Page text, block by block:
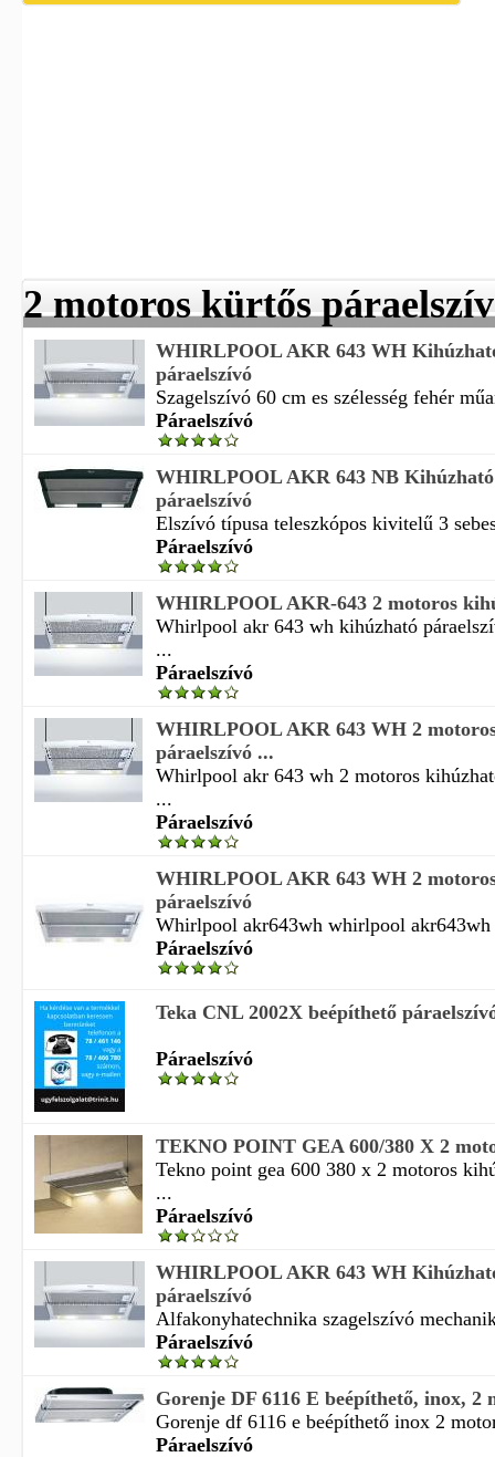
2 motoros kürtős
WHIRLPOOL AKR 643 WH
páraelszívó
Szagelszívó 60 cm es szélesség fehér
Páraelszívó
WHIRLPOOL AKR 643 NB
páraelszívó
Elszívó típusa teleszkópos kivitelű 3
Páraelszívó
WHIRLPOOL AKR-643 2 motoros
Whirlpool akr 643 wh kihúzható
...
Páraelszívó
WHIRLPOOL AKR 643 WH 2
páraelszívó ...
Whirlpool akr 643 wh 2 motoros
...
Páraelszívó
WHIRLPOOL AKR 643 WH 2
páraelszívó
Whirlpool akr643wh whirlpool akr643wh
Páraelszívó
Teka CNL 2002X beépíthető
Páraelszívó
TEKNO POINT GEA 600/380 X 2
Tekno point gea 600 380 x 2 motoros
...
Páraelszívó
WHIRLPOOL AKR 643 WH
páraelszívó
Alfakonyhatechnika szagelszívó
Páraelszívó
Gorenje DF 6116 E beépíthető, inox, 2
Gorenje df 6116 e beépíthető inox 2
Páraelszívó